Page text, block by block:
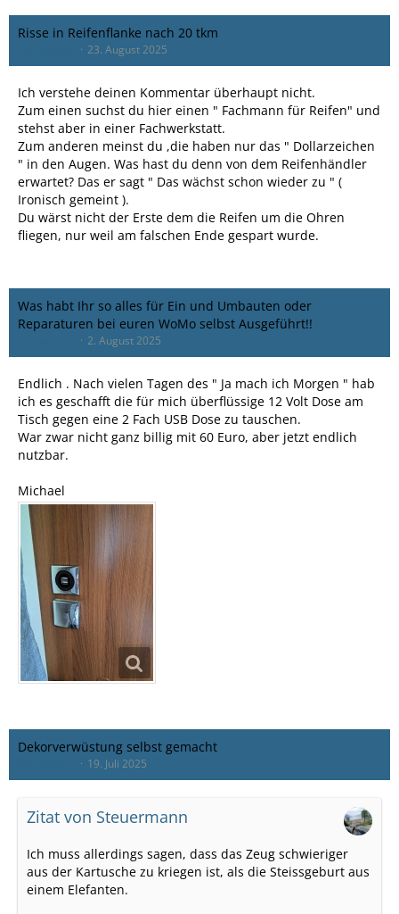
Risse in Reifenflanke nach 20 tkm
23. August 2025
Ich verstehe deinen Kommentar überhaupt nicht.
Zum einen suchst du hier einen " Fachmann für Reifen" und
stehst aber in einer Fachwerkstatt.
Zum anderen meinst du ,die haben nur das " Dollarzeichen
" in den Augen. Was hast du denn von dem Reifenhändler
erwartet? Das er sagt " Das wächst schon wieder zu " (
Ironisch gemeint ).
Du wärst nicht der Erste dem die Reifen um die Ohren
fliegen, nur weil am falschen Ende gespart wurde.
Was habt Ihr so alles für Ein und Umbauten oder
Reparaturen bei euren WoMo selbst Ausgeführt!!
2. August 2025
Endlich . Nach vielen Tagen des " Ja mach ich Morgen " hab
ich es geschafft die für mich überflüssige 12 Volt Dose am
Tisch gegen eine 2 Fach USB Dose zu tauschen.
War zwar nicht ganz billig mit 60 Euro, aber jetzt endlich
nutzbar.
Michael
Dekorverwüstung selbst gemacht
19. Juli 2025
Zitat von Steuermann
Ich muss allerdings sagen, dass das Zeug schwieriger
aus der Kartusche zu kriegen ist, als die Steissgeburt aus
einem Elefanten.